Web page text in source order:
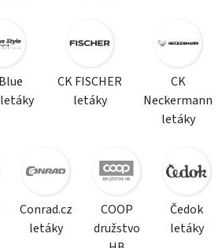
CK FISCHER
letáky
CK
Neckermann
letáky
Conrad.cz
letáky
COOP
družstvo
Čedok
letáky